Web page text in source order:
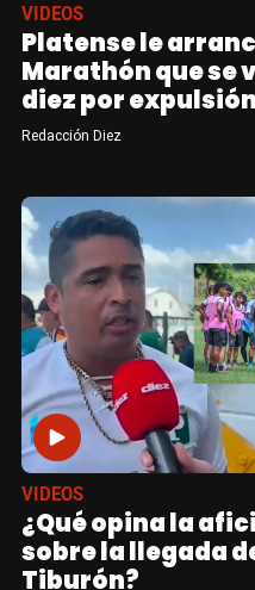
VIDEOS
Platense le
Marathón que se
diez por expulsión
Redacción Diez
VIDEOS
¿Qué opina la
sobre la llegada
Tiburón?